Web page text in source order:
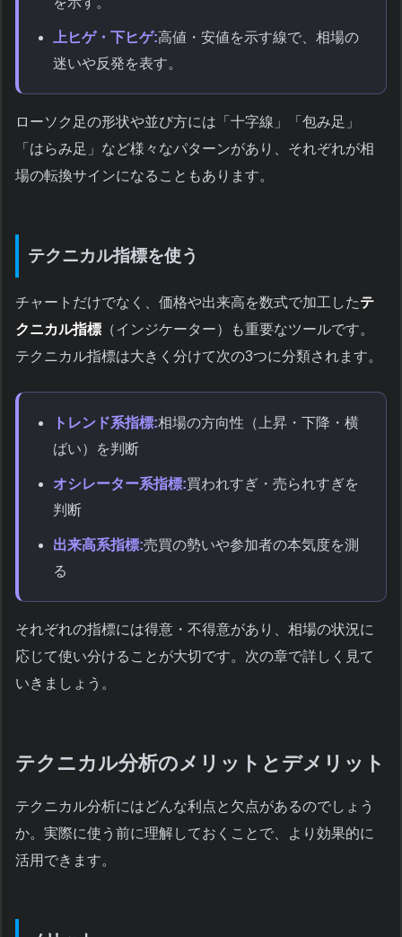
上ヒゲ・下ヒゲ:高値・安値を示す線で、相場の
迷いや反発を表す。
ローソク足の形状や並び方には「十字線」「包み足」
「はらみ足」など様々なパターンがあり、それぞれが相
場の転換サインになることもあります。
テクニカル指標を使う
チャートだけでなく、価格や出来高を数式で加工したテ
クニカル指標 （インジケーター）も重要なツールです。
テクニカル指標は大きく分けて次の3つに分類されます。
トレンド系指標:相場の方向性（上昇・下降・横
ばい）を判断
オシレーター系指標:買われすぎ・売られすぎを
判断
出来高系指標:売買の勢いや参加者の本気度を測
る
それぞれの指標には得意・不得意があり、相場の状況に
応じて使い分けることが大切です。次の章で詳しく見て
いきましょう。
テクニカル分析のメリットとデメリット
テクニカル分析にはどんな利点と欠点があるのでしょう
か。実際に使う前に理解しておくことで、より効果的に
活用できます。